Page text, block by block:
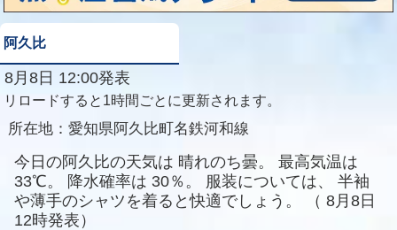
阿久比
8月8日 12:00発表
リロードすると1時間ごとに更新されます。
所在地： 愛知県阿久比町名鉄河和線
今日の阿久比の天気は 晴れのち曇。
最高気温は
33℃。
降水確率は 30％。 服装については、
半袖
や薄手のシャツを着ると快適でしょう。
（ 8月8日
12時発表）